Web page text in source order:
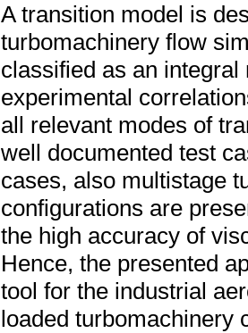
A transition model is
turbomachinery flow
classified as an integral
experimental
all relevant modes of
well documented test
cases, also multistage
configurations are
the high accuracy of
Hence, the presented
tool for the industrial
loaded turbomachinery